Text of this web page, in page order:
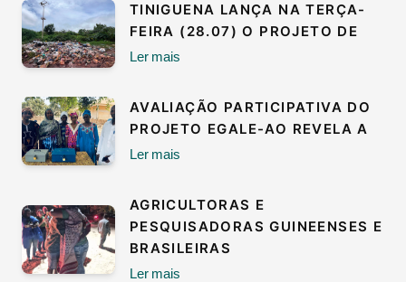
TINIGUENA LANÇA NA TERÇA-
FEIRA (28.07) O PROJETO DE
Ler mais
AVALIAÇÃO PARTICIPATIVA DO
PROJETO EGALE-AO REVELA A
Ler mais
AGRICULTORAS E
PESQUISADORAS GUINEENSES E
BRASILEIRAS
Ler mais